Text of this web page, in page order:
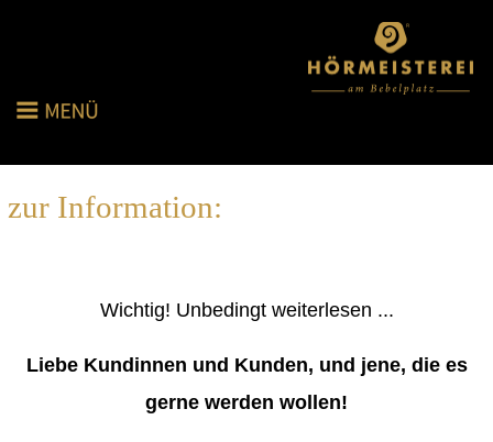
zur Information:
Wichtig! Unbedingt weiterlesen ...
Liebe Kundinnen und Kunden, und jene, die es
gerne werden wollen!